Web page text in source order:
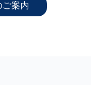
ご案内